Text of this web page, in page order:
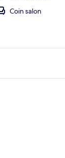
Coin salon